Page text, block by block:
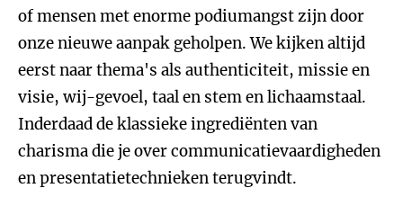
of mensen met enorme podiumangst zijn door
onze nieuwe aanpak geholpen. We kijken altijd
eerst naar thema's als authenticiteit, missie en
visie, wij-gevoel, taal en stem en lichaamstaal.
Inderdaad de klassieke ingrediënten van
charisma die je over communicatievaardigheden
en presentatietechnieken terugvindt.